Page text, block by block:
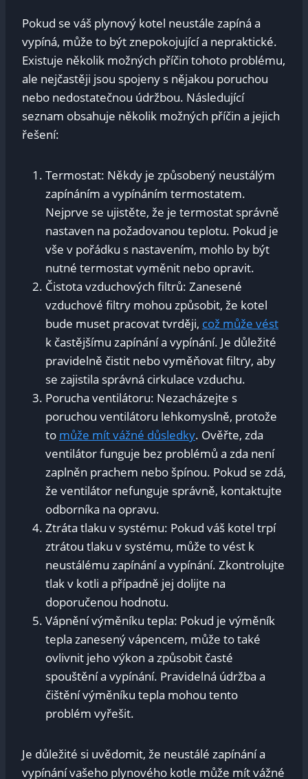
Pokud se váš plynový kotel neustále zapíná a
vypíná, může to být znepokojující a nepraktické.
Existuje několik možných příčin tohoto problému,
ale nejčastěji jsou spojeny s nějakou poruchou
nebo nedostatečnou údržbou. Následující
seznam obsahuje několik možných příčin a jejich
řešení:
Termostat: Někdy je způsobený neustálým
zapínáním a vypínáním termostatem.
Nejprve se ujistěte, že je termostat správně
nastaven na požadovanou teplotu. Pokud je
vše v pořádku s nastavením, mohlo by být
nutné termostat vyměnit nebo opravit.
Čistota vzduchových filtrů: Zanesené
vzduchové filtry mohou způsobit, že kotel
bude muset pracovat tvrději, což může vést
k častějšímu zapínání a vypínání. Je důležité
pravidelně čistit nebo vyměňovat filtry, aby
se zajistila správná cirkulace vzduchu.
Porucha ventilátoru: Nezacházejte s
poruchou ventilátoru lehkomyslně, protože
to může mít vážné důsledky. Ověřte, zda
ventilátor funguje bez problémů a zda není
zaplněn prachem nebo špínou. Pokud se zdá,
že ventilátor nefunguje správně, kontaktujte
odborníka na opravu.
Ztráta tlaku v systému: Pokud váš kotel trpí
ztrátou tlaku v systému, může to vést k
neustálému zapínání a vypínání. Zkontrolujte
tlak v kotli a případně jej dolijte na
doporučenou hodnotu.
Vápnění výměníku tepla: Pokud je výměník
tepla zanesený vápencem, může to také
ovlivnit jeho výkon a způsobit časté
spouštění a vypínání. Pravidelná údržba a
čištění výměníku tepla mohou tento
problém vyřešit.
Je důležité si uvědomit, že neustálé zapínání a
vypínání vašeho plynového kotle může mít vážné